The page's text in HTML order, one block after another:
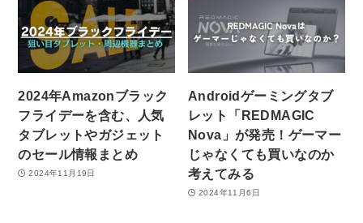
2024年Amazonブラック
フライデーを含む、人気
タブレットやガジェット
のセール情報まとめ
2024年11月19日
Androidゲーミングタブ
レット「REDMAGIC
Nova」が発売！ゲーマー
じゃなくても買いなのか
考えてみる
2024年11月6日